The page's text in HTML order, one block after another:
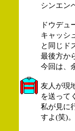
シンエン
ドウデュ
キャッシ
と同じド
最後方か
今回は、
友人が現
を送って
私が見に
すよ(笑)。